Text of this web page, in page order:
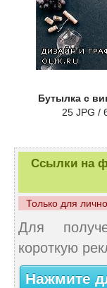
Бутылка с
25 JPG /
Ссылки на
Только для
Для
короткую
Нажмите